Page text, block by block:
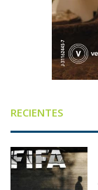
RECIENTES